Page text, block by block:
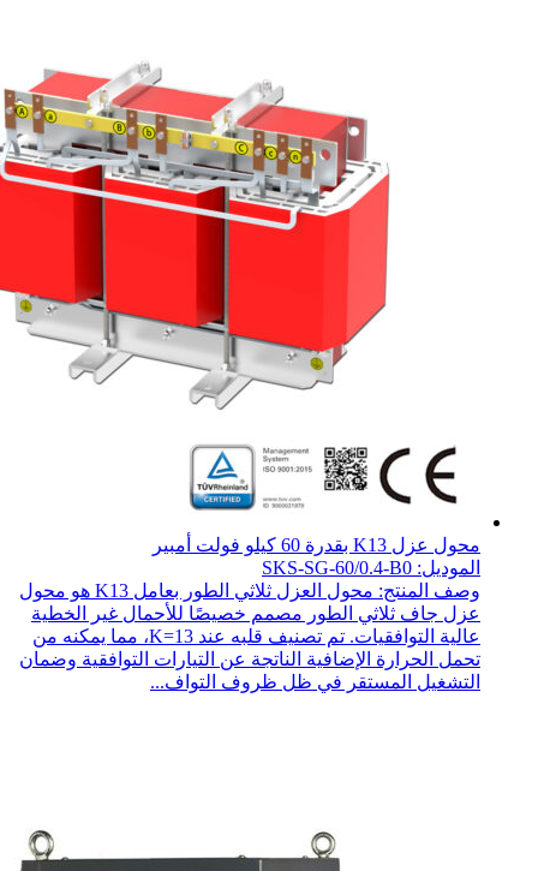
محول عزل K13 بقدرة 60 كيلو فولت أمبير
الموديل: SKS-SG-60/0.4-B0
وصف المنتج: محول العزل ثلاثي الطور بعامل K13 هو محول
عزل جاف ثلاثي الطور مصمم خصيصًا للأحمال غير الخطية
عالية التوافقيات. تم تصنيف قلبه عند K=13، مما يمكنه من
تحمل الحرارة الإضافية الناتجة عن التيارات التوافقية وضمان
التشغيل المستقر في ظل ظروف التواف...